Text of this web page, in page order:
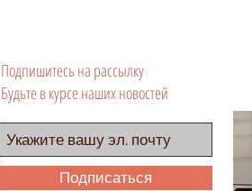
Подпишитесь на рассылку
Будьте в курсе наших новостей
Подписаться